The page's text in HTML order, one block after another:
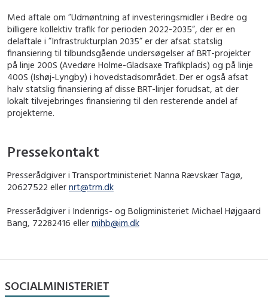
Med aftale om ”Udmøntning af investeringsmidler i Bedre og
billigere kollektiv trafik for perioden 2022-2035”, der er en
delaftale i ”Infrastrukturplan 2035” er der afsat statslig
finansiering til tilbundsgående undersøgelser af BRT-projekter
på linje 200S (Avedøre Holme-Gladsaxe Trafikplads) og på linje
400S (Ishøj-Lyngby) i hovedstadsområdet. Der er også afsat
halv statslig finansiering af disse BRT-linjer forudsat, at der
lokalt tilvejebringes finansiering til den resterende andel af
projekterne.
Pressekontakt
Presserådgiver i Transportministeriet Nanna Rævskær Tagø,
20627522 eller nrt@trm.dk
Presserådgiver i Indenrigs- og Boligministeriet Michael Højgaard
Bang, 72282416 eller mihb@im.dk
SOCIALMINISTERIET